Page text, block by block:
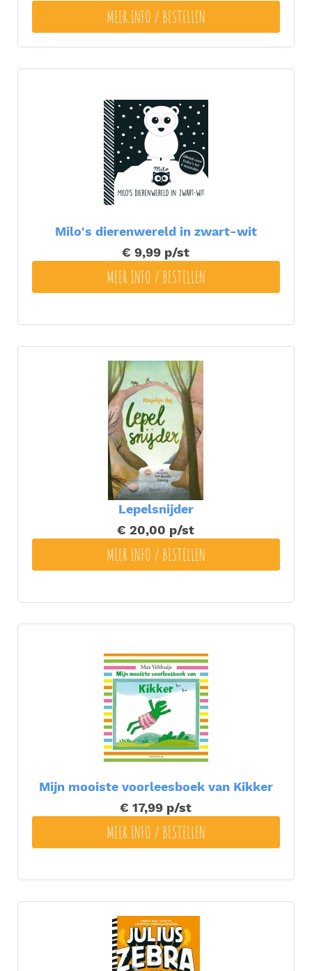
MEER INFO / BESTELLEN
Milo's dierenwereld in zwart-wit
€ 9,99 p/st
MEER INFO / BESTELLEN
Lepelsnijder
€ 20,00 p/st
MEER INFO / BESTELLEN
Mijn mooiste voorleesboek van Kikker
€ 17,99 p/st
MEER INFO / BESTELLEN